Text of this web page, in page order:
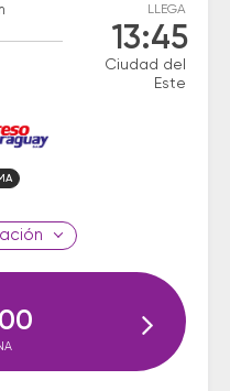
LLEGA
13:45
Ciudad del
Este